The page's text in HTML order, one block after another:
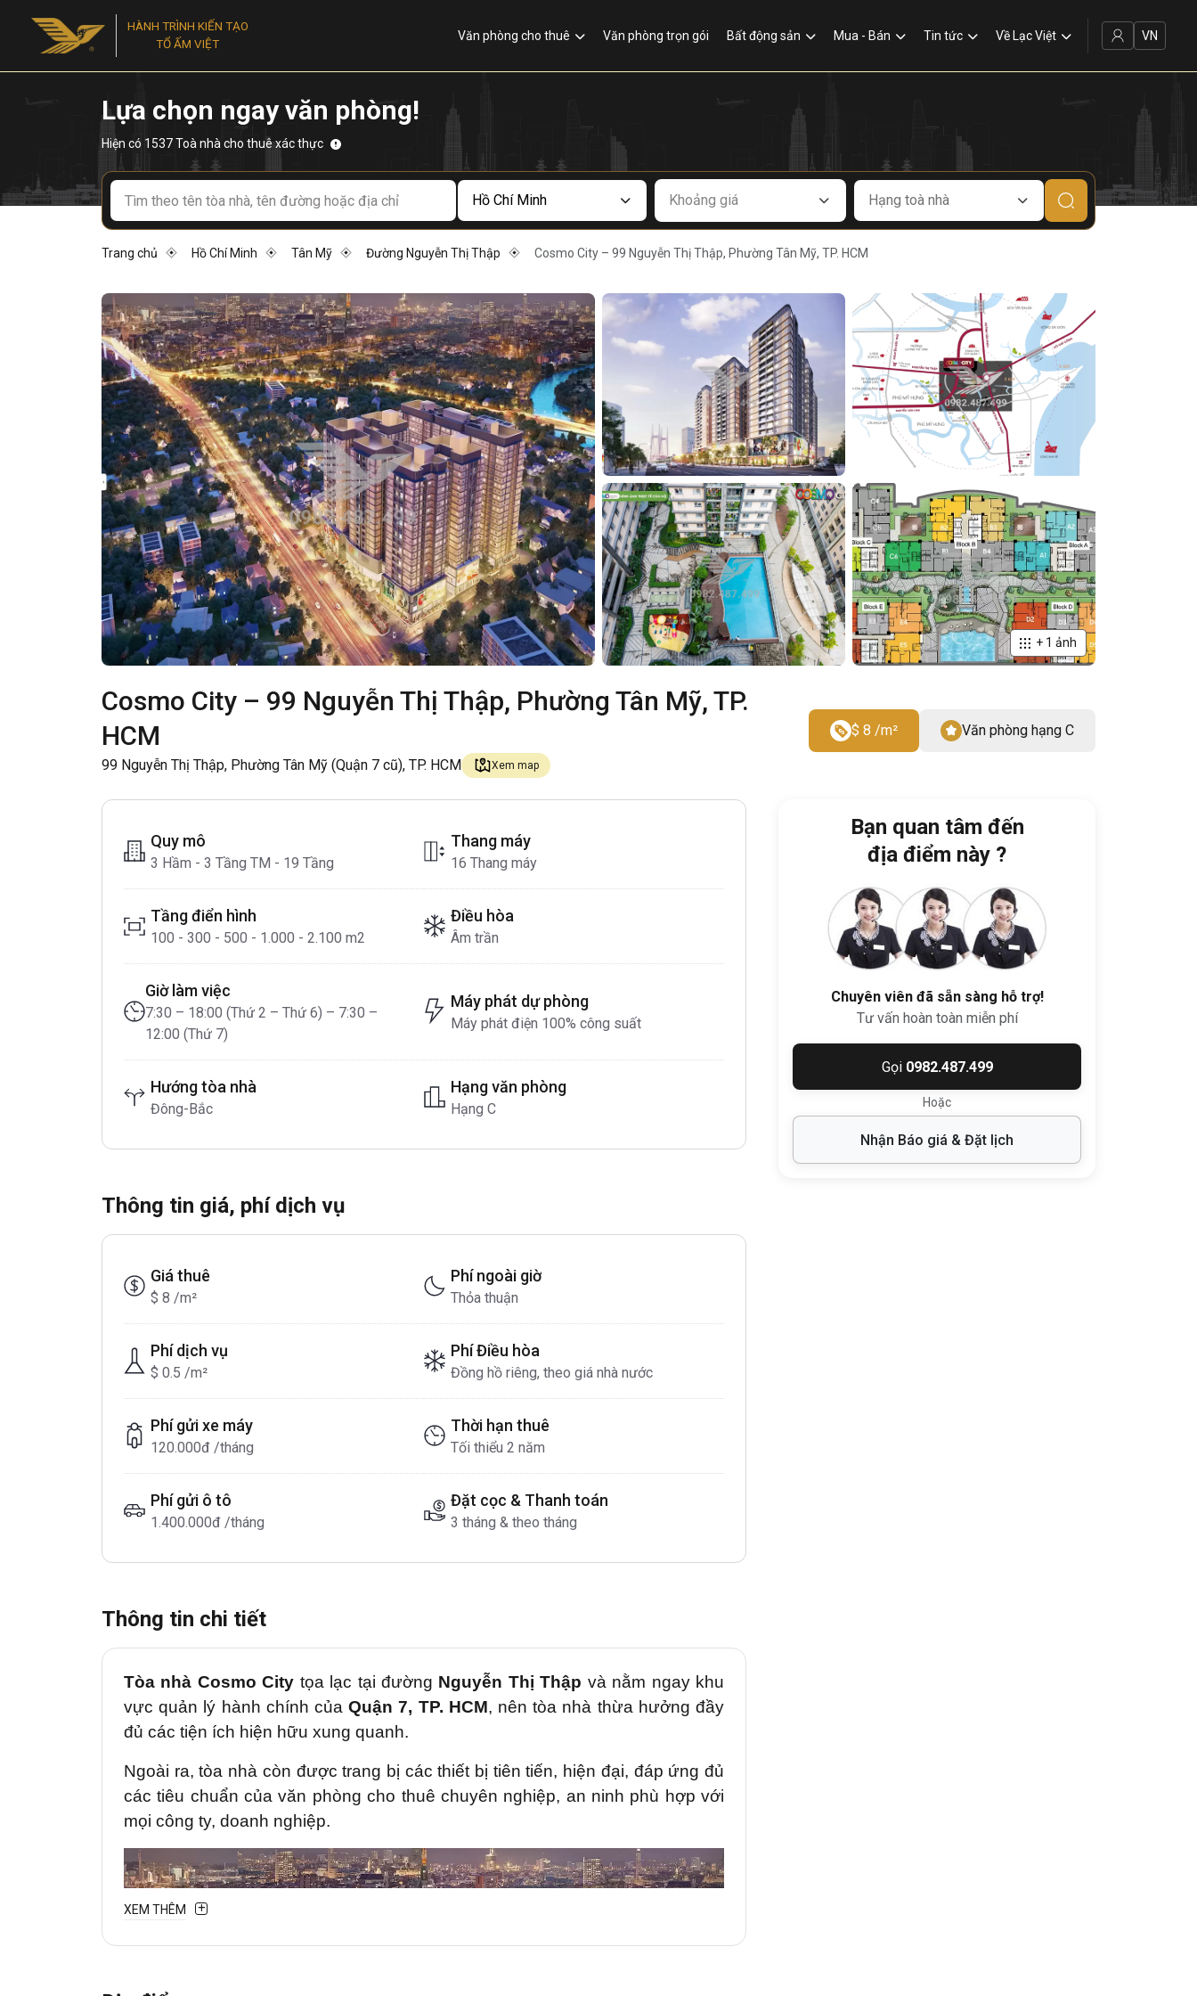
HÀNH TRÌNH KIẾN TẠO
TỔ ẤM VIỆT
Văn phòng cho thuê Văn phòng trọn gói Bất động sản Mua - Bán Tin tức Về Lạc Việt VN
Lựa chọn ngay văn phòng!
Hiện có 1537 Toà nhà cho thuê xác thực
Khoảng giá
Trang chủ Hồ Chí Minh Tân Mỹ Đường Nguyễn Thị Thập Cosmo City – 99 Nguyễn Thị Thập, Phường Tân Mỹ, TP. HCM
+ 1 ảnh
Cosmo City – 99 Nguyễn Thị Thập, Phường Tân Mỹ, TP.
HCM
99 Nguyễn Thị Thập, Phường Tân Mỹ (Quận 7 cũ), TP. HCM Xem map
$ 8 /m² Văn phòng hạng C
Quy mô
3 Hầm - 3 Tầng TM - 19 Tầng
Thang máy
16 Thang máy
Tầng điển hình
100 - 300 - 500 - 1.000 - 2.100 m2
Điều hòa
Âm trần
Giờ làm việc
7:30 – 18:00 (Thứ 2 – Thứ 6) – 7:30 –
12:00 (Thứ 7)
Máy phát dự phòng
Máy phát điện 100% công suất
Hướng tòa nhà
Đông-Bắc
Hạng văn phòng
Hạng C
Thông tin giá, phí dịch vụ
Giá thuê
$ 8 /m²
Phí ngoài giờ
Thỏa thuận
Phí dịch vụ
$ 0.5 /m²
Phí Điều hòa
Đồng hồ riêng, theo giá nhà nước
Phí gửi xe máy
120.000đ /tháng
Thời hạn thuê
Tối thiểu 2 năm
Phí gửi ô tô
1.400.000đ /tháng
Đặt cọc & Thanh toán
3 tháng & theo tháng
Thông tin chi tiết
Tòa nhà Cosmo City tọa lạc tại đường Nguyễn Thị Thập và nằm ngay khu
vực quản lý hành chính củaQuận 7, TP. HCM, nên tòa nhà thừa hưởng đầy
đủ các tiện ích hiện hữu xung quanh.
Ngoài ra, tòa nhà còn được trang bị các thiết bị tiên tiến, hiện đại, đáp ứng đủ
các tiêu chuẩn của văn phòng cho thuê chuyên nghiệp, an ninh phù hợp với
mọi công ty, doanh nghiệp.
XEM THÊM
Bạn quan tâm đến
địa điểm này ?
Chuyên viên đã sẵn sàng hỗ trợ!
Tư vấn hoàn toàn miễn phí
Gọi 0982.487.499
Hoặc
Nhận Báo giá & Đặt lịch